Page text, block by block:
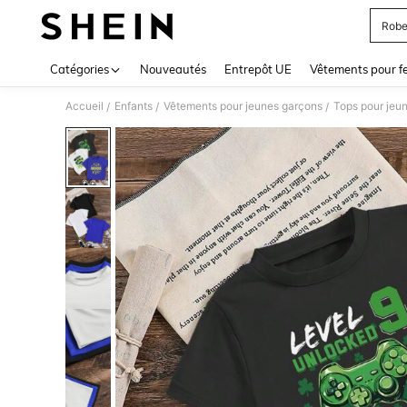
Catégories Nouveautés Entrepôt UE Vêtements pour
Accueil / Enfants / Vêtements pour jeunes garçons / Tops pour